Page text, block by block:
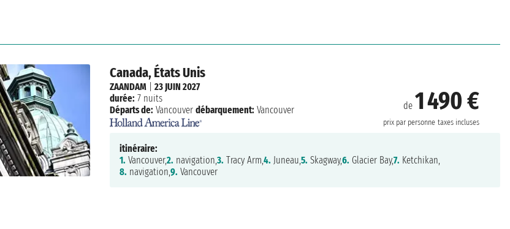
Canada, États Unis
de 1 490 €
prix par personne taxes incluses
ZAANDAM| 23 JUIN 2027
durée: 7 nuits
Départs de: Vancouver débarquement: Vancouver
itinéraire:
1. Vancouver,2. navigation,3. Tracy Arm,4. Juneau,5. Skagway,6. Glacier Bay,7. Ketchikan,
8. navigation,9. Vancouver